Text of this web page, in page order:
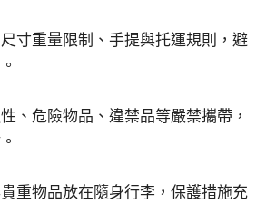
寸重量限制、手提與托運規則，避
、危險物品、違禁品等嚴禁攜帶，
重物品放在隨身行李，保護措施充